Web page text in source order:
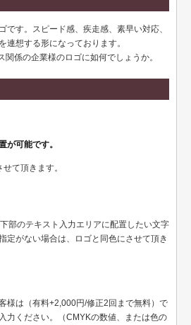
り名刺）
です。スピード感、疾走感、素早い対応、
連想する形になっております。
関係の企業様のロゴに如何でしょうか。
が可能です。
て頂きます。
部のテキスト入力エリアに配置したい文字
定がない場合は、ロゴと同色にさせて頂き
様は（有料+2,000円/修正2回まで無料）で
力ください。（CMYKの数値、または色の